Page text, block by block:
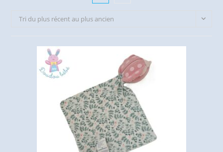
Tri du plus récent au plus ancien